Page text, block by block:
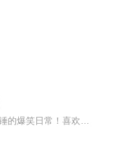
yc博主开心锤锤这里主要更新锤锤的爆笑日常！喜欢的宝宝们投一个免费的月票再好评一下叭顺便关注一下